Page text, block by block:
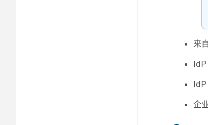
来
IdP
IdP
企